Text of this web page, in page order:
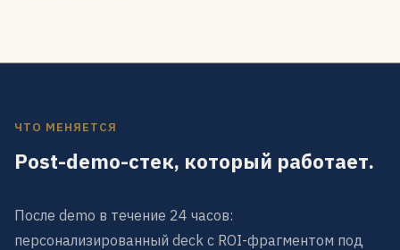
ЧТО МЕНЯЕТСЯ
Post-demo-стек, который работает.
После demo в течение 24 часов:
персонализированный deck с ROI-фрагментом под